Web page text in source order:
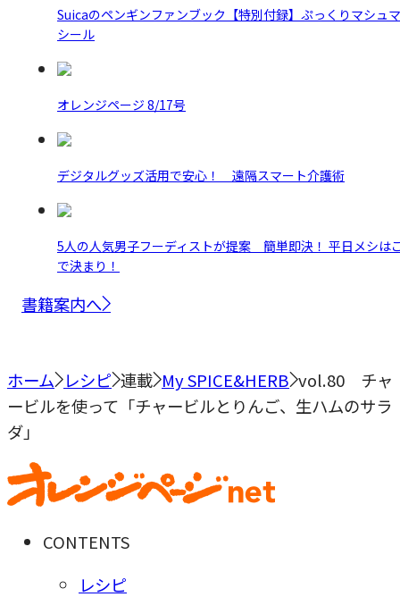
Suicaのペンギンファンブック【特別付録】ぷっくりマシュ
シール
オレンジページ 8/17号
デジタルグッズ活用で安心！ 遠隔スマート介護術
5人の人気男子フーディストが提案 簡単即決！ 平日メシは
で決まり！
書籍案内へ
ホーム レシピ 連載 My SPICE&HERB vol.80 チャ
ービルを使って「チャービルとりんご、生ハムのサラ
ダ」
CONTENTS
レシピ